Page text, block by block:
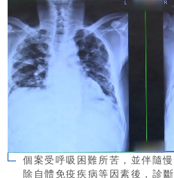
個案受呼吸困難所苦，並伴隨
除自體免疫疾病等因素後，診